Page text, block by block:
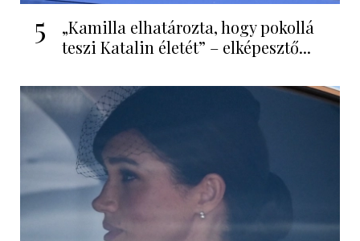
5
„Kamilla elhatározta, hogy pokollá
teszi Katalin életét” – elképesztő...